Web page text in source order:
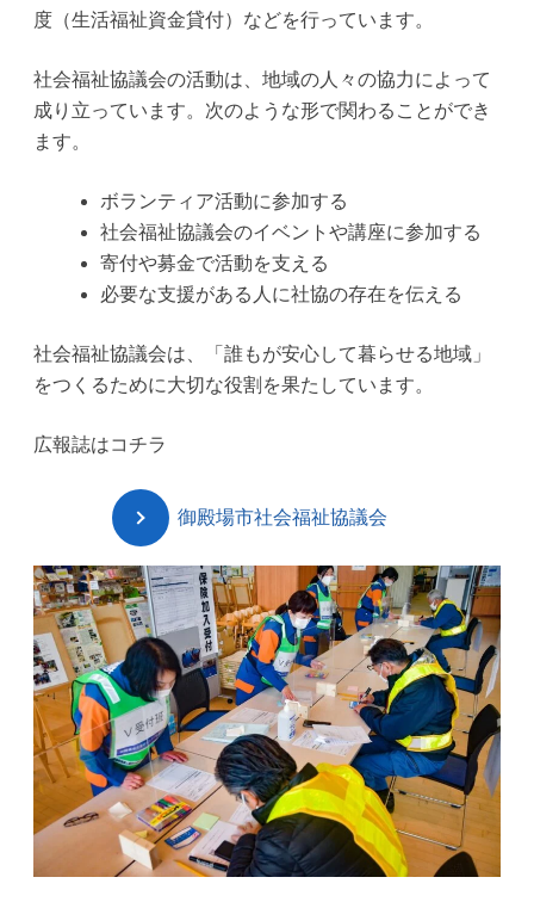
度（生活福祉資金貸付）などを行っています。
社会福祉協議会の活動は、地域の人々の協力によって
成り立っています。次のような形で関わることができ
ます。
ボランティア活動に参加する
社会福祉協議会のイベントや講座に参加する
寄付や募金で活動を支える
必要な支援がある人に社協の存在を伝える
社会福祉協議会は、「誰もが安心して暮らせる地域」
をつくるために大切な役割を果たしています。
広報誌はコチラ
御殿場市社会福祉協議会